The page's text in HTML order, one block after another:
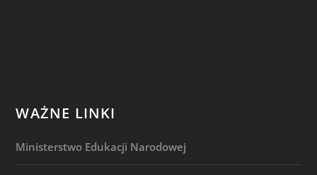
WAŻNE LINKI
Ministerstwo Edukacji Narodowej